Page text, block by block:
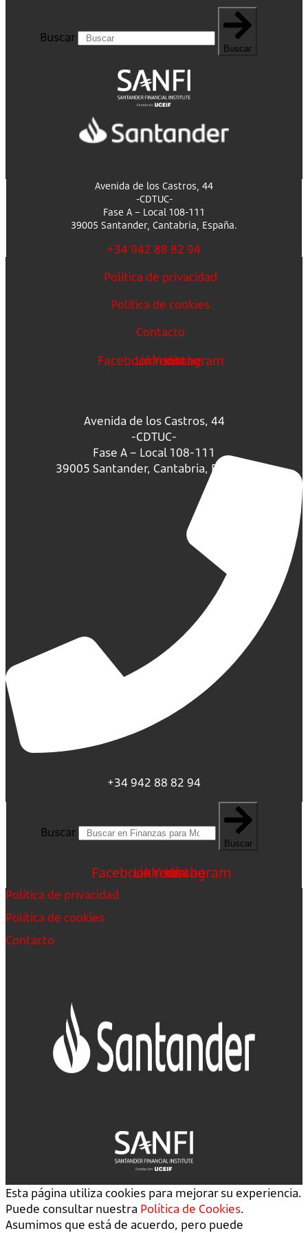
Buscar
Buscar
Avenida de los Castros, 44
-CDTUC-
Fase A – Local 108-111
39005 Santander, Cantabria, España.
+34 942 88 82 94
Política de privacidad
Política de cookies
Contacto
FacebookLinkedin
Youtube
Instagram
Avenida de los Castros, 44
-CDTUC-
Fase A – Local 108-111
39005 Santander, Cantabria, España.
+34 942 88 82 94
Buscar
Buscar
FacebookLinkedin
Youtube
Instagram
Política de privacidad
Política de cookies
Contacto
Esta página utiliza cookies para mejorar su experiencia.
Puede consultar nuestra Política de Cookies.
Asumimos que está de acuerdo, pero puede